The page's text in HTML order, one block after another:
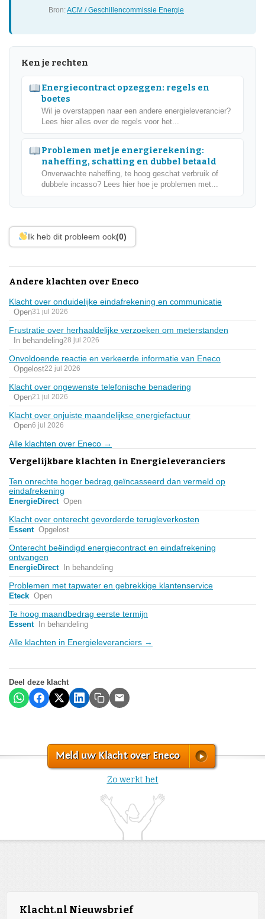
Bron:ACM / Geschillencommissie Energie
Ken je rechten
Energiecontract opzeggen: regels en
boetes
Wil je overstappen naar een andere energieleverancier?
Lees hier alles over de regels voor het...
Problemen met je energierekening:
naheffing, schatting en dubbel betaald
Onverwachte naheffing, te hoog geschat verbruik of
dubbele incasso? Lees hier hoe je problemen met...
Ik heb dit probleem ook(0)
Andere klachten over Eneco
Klacht over onduidelijke eindafrekening en communicatie
Open31 jul 2026
Frustratie over herhaaldelijke verzoeken om meterstanden
In behandeling28 jul 2026
Onvoldoende reactie en verkeerde informatie van Eneco
Opgelost22 jul 2026
Klacht over ongewenste telefonische benadering
Open21 jul 2026
Klacht over onjuiste maandelijkse energiefactuur
Open6 jul 2026
Alle klachten over Eneco →
Vergelijkbare klachten in Energieleveranciers
Ten onrechte hoger bedrag geïncasseerd dan vermeld op
eindafrekening
EnergieDirect Open
Klacht over onterecht gevorderde terugleverkosten
Essent Opgelost
Onterecht beëindigd energiecontract en eindafrekening
ontvangen
EnergieDirect In behandeling
Problemen met tapwater en gebrekkige klantenservice
Eteck Open
Te hoog maandbedrag eerste termijn
Essent In behandeling
Alle klachten in Energieleveranciers →
Deel deze klacht
Meld uw Klacht over Eneco
Zo werkt het
Klacht.nl Nieuwsbrief